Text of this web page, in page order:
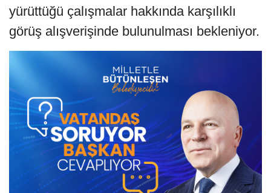
yürüttüğü çalışmalar hakkında karşılıklı
görüş alışverişinde bulunulması bekleniyor.